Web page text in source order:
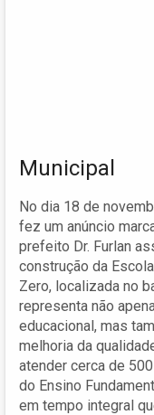
Municipal
No dia 18 de
fez um anúncio
prefeito Dr. Furlan
construção da
Zero, localizada no
representa não
educacional, mas
melhoria da
atender cerca de
do Ensino
em tempo integral